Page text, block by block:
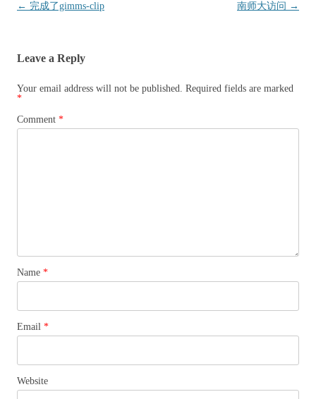
Post
← 完成了gimms-clip 南师大访问 →
Leave a Reply
Your email address will not be published. Required fields are marked
*
Comment *
Name *
Email *
Website